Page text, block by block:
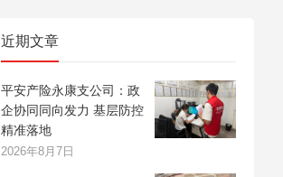
近期文章
平安产险永康支公司：政
企协同同向发力 基层防控
精准落地
2026年8月7日